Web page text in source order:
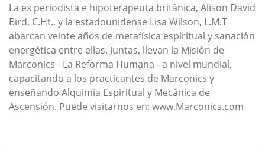
La ex periodista e hipoterapeuta británica, Alison David
Bird, C.Ht., y la estadounidense Lisa Wilson, L.M.T
abarcan veinte años de metafísica espiritual y sanación
energética entre ellas. Juntas, llevan la Misión de
Marconics - La Reforma Humana - a nivel mundial,
capacitando a los practicantes de Marconics y
enseñando Alquimia Espiritual y Mecánica de
Ascensión. Puede visitarnos en: www.Marconics.com